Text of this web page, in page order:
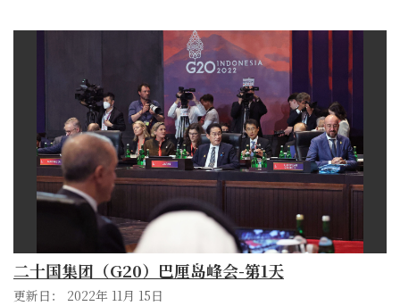
二十国集团（G20）巴厘岛峰会-第1天
更新日： 2022年 11月 15日